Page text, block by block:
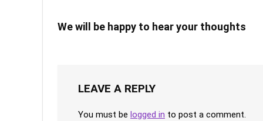
We will be happy to hear your thoughts
LEAVE A REPLY
You must be logged in to post a comment.